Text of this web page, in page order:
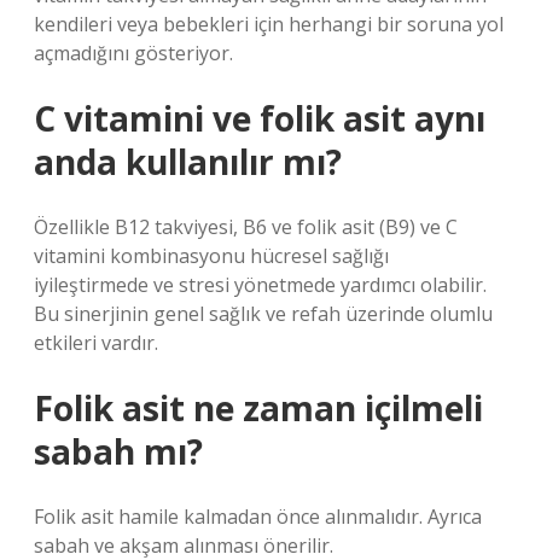
kendileri veya bebekleri için herhangi bir soruna yol
açmadığını gösteriyor.
C vitamini ve folik asit aynı
anda kullanılır mı?
Özellikle B12 takviyesi, B6 ve folik asit (B9) ve C
vitamini kombinasyonu hücresel sağlığı
iyileştirmede ve stresi yönetmede yardımcı olabilir.
Bu sinerjinin genel sağlık ve refah üzerinde olumlu
etkileri vardır.
Folik asit ne zaman içilmeli
sabah mı?
Folik asit hamile kalmadan önce alınmalıdır. Ayrıca
sabah ve akşam alınması önerilir.